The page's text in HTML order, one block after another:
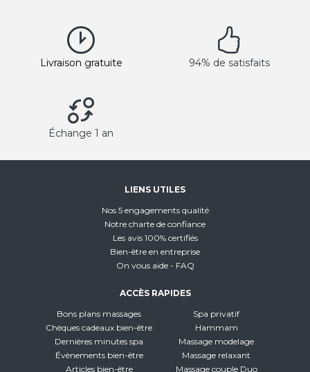
Livraison gratuite 94% de satisfaits
Échange 1 an
LIENS UTILES
Nos 5 engagements qualité
Notre charte de confiance
Les avis 100% certifiés
Bien-être en entreprise
On vous aide - FAQ
ACCÈS RAPIDES
Bons plans massages
Chèques cadeaux bien-être
Dernières minutes spa
Évènements bien-être
Articles bien-être
Spa privatif
Hammam
Massage modelage
Massage relaxant
Massage couple Duo